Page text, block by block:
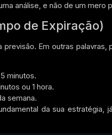
análise, e não de um mero
de Expiração)
Em outras
minutos.
ou 1 hora.
semana.
da sua estratégia,